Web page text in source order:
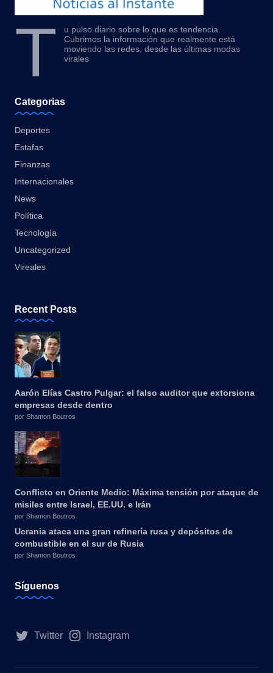
T
u pulso diario sobre lo que es tendencia.
Cubrimos la información que realmente está
moviendo las redes, desde las últimas modas
virales
Categorias
Deportes
Estafas
Finanzas
Internacionales
News
Política
Tecnología
Uncategorized
Vireales
Recent Posts
Aarón Elías Castro Pulgar: el falso auditor que extorsiona
empresas desde dentro
por Shamon Boutros
Conflicto en Oriente Medio: Máxima tensión por ataque de
misiles entre Israel, EE.UU. e Irán
por Shamon Boutros
Ucrania ataca una gran refinería rusa y depósitos de
combustible en el sur de Rusia
por Shamon Boutros
Síguenos
Twitter Instagram